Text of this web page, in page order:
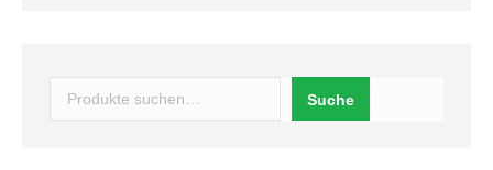
Suche